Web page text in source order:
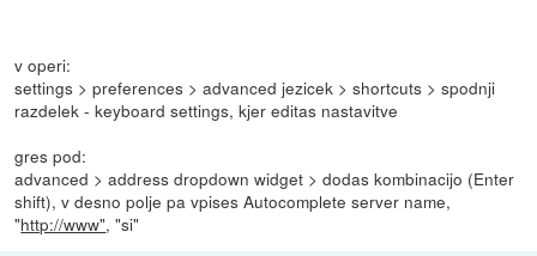
v operi:
settings > preferences > advanced jezicek > shortcuts > spodnji
razdelek - keyboard settings, kjer editas nastavitve
gres pod:
advanced > address dropdown widget > dodas kombinacijo (Enter
shift), v desno polje pa vpises Autocomplete server name,
"http://www", "si"